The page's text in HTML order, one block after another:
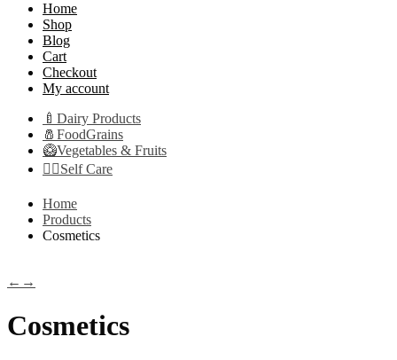
Home
Shop
Blog
Cart
Checkout
My account
🍼Dairy Products
🧂FoodGrains
🥝Vegetables & Fruits
👩‍⚕️Self Care
Home
Products
Cosmetics
← →
Cosmetics